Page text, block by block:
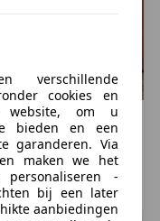
zetten wij
onderhoudsbeurt
mogelijk.
advertenties
samengesteld,
ontleend aan
druk- en
Ibiza
1
km, 03/2023
NL
verschillende
cookies en
website, om u
bieden en een
garanderen. Via
maken we het
-
bij een later
aanbiedingen